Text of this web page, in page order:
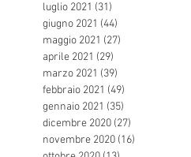
luglio 2021 (31)
giugno 2021 (44)
maggio 2021 (27)
aprile 2021 (29)
marzo 2021 (39)
febbraio 2021 (49)
gennaio 2021 (35)
dicembre 2020 (27)
novembre 2020 (16)